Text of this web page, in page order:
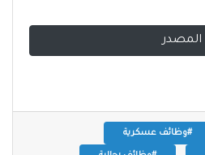
المصدر
#وظائف عسكرية